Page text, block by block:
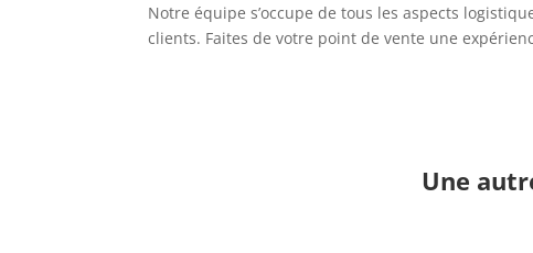
Notre équipe s’occupe de tous les aspects
clients. Faites de votre point de vente une
Une